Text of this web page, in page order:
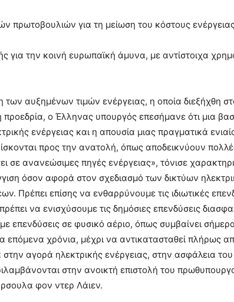
πρωτοβουλιών για τη μείωση του κόστους
για την κοινή ευρωπαϊκή άμυνα, με αντίστοιχα
των αυξημένων τιμών ενέργειας, η οποία διεξήχθη
ο Έλληνας υπουργός επεσήμανε ότι μια
ενέργειας και η απουσία μιας πραγματικά
προς την ανατολή, όπως αποδεικνύουν
σε ανανεώσιμες πηγές ενέργειας», τόνισε
όσον αφορά στον σχεδιασμό των δικτύων
Πρέπει επίσης να ενθαρρύνουμε τις ιδιωτικές
να ενισχύσουμε τις δημόσιες επενδύσεις
επενδύσεις σε φυσικό αέριο, όπως συμβαίνει
επόμενα χρόνια, μέχρι να αντικατασταθεί πλήρως
αγορά ηλεκτρικής ενέργειας, στην ασφάλεια
στην ανοικτή επιστολή του
φον ντερ Λάιεν.